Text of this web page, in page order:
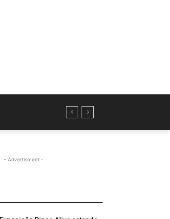
- Advertisment -